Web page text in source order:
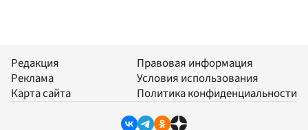
Редакция
Реклама
Карта сайта
Правовая информация
Условия использования
Политика конфиденциальности